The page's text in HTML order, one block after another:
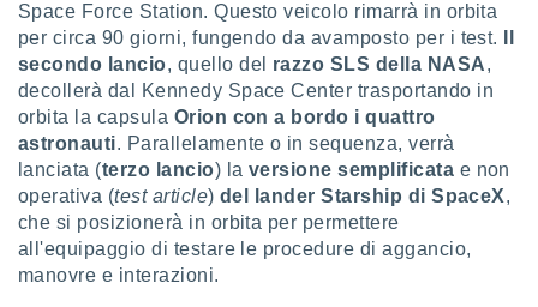
profili
degli
il
Space Force Station. Questo veicolo rimarrà in orbita
per circa 90 giorni, fungendo da avamposto per i test.
secondo lancio, quello del razzo SLS della NASA,
decollerà dal Kennedy Space Center trasportando in
orbita la capsula Orion con a bordo i quattro
astronauti. Parallelamente o in sequenza, verrà
lanciata (terzo lancio) la versione semplificata e non
operativa (test article)del lander Starship di SpaceX,
che si posizionerà in orbita per permettere
all'equipaggio di testare le procedure di aggancio,
manovre e interazioni.